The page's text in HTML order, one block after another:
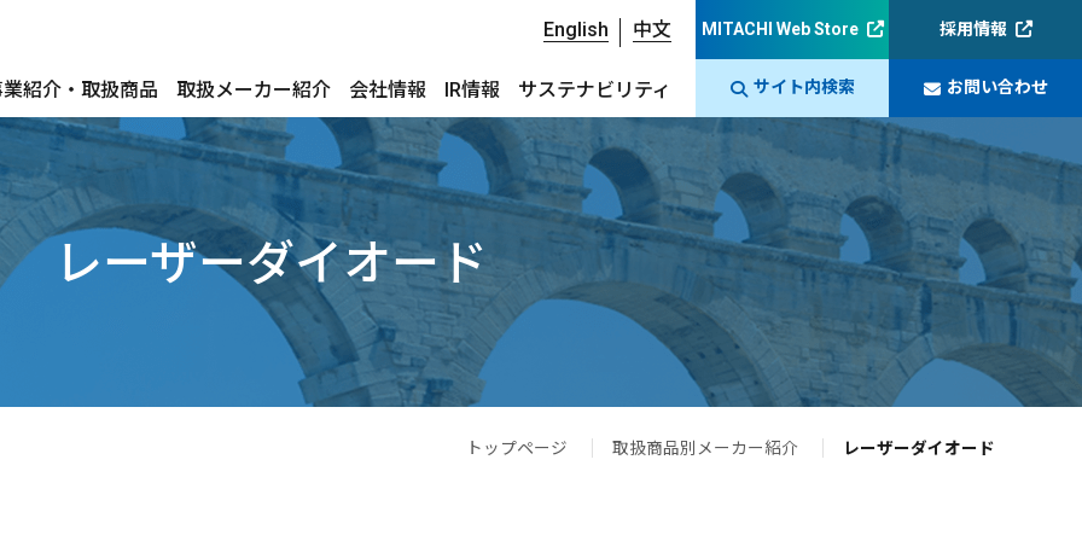
English 中文
紹介・取扱商品 取扱メーカー紹介 会社情報 IR情報 サステナビリティ
MITACHI Web Store 採用情報
サイト内検索 お問い合わせ
レーザーダイオード
トップページ 取扱商品別メーカー紹介 レーザーダイオード